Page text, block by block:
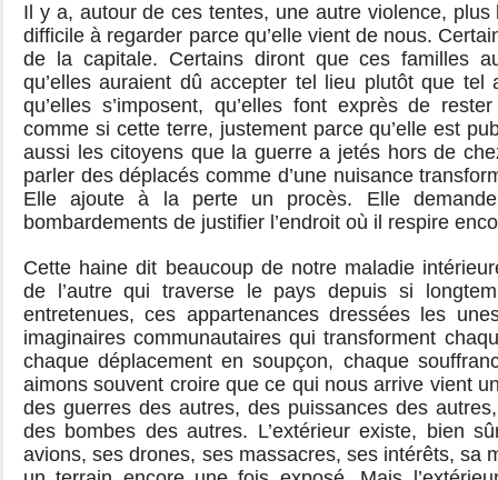
Il y a, autour de ces tentes, une autre violence,
difficile à regarder parce qu’elle vient de nous.
de la capitale. Certains diront que ces familles
qu’elles auraient dû accepter tel lieu plutôt que tel
qu’elles s’imposent, qu’elles font exprès de
comme si cette terre, justement parce qu’elle est
aussi les citoyens que la guerre a jetés hors de
parler des déplacés comme d’une nuisance
Elle ajoute à la perte un procès. Elle
bombardements de justifier l’endroit où il respire
Cette haine dit beaucoup de notre maladie
de l’autre qui traverse le pays depuis si
entretenues, ces appartenances dressées les
imaginaires communautaires qui transforment
chaque déplacement en soupçon, chaque
aimons souvent croire que ce qui nous arrive vient
des guerres des autres, des puissances des
des bombes des autres. L’extérieur existe, bien
avions, ses drones, ses massacres, ses intérêts, sa